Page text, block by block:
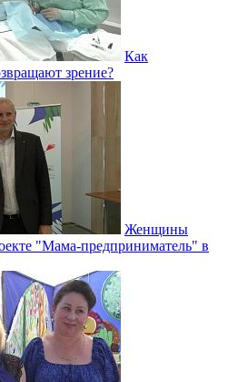
Как
зрение?
Женщины
"Мама-предприниматель" в